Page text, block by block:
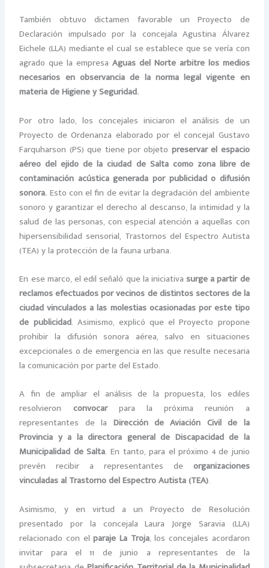
También obtuvo dictamen favorable un Proyecto de
Declaración impulsado por la concejala Agustina Álvarez
Eichele (LLA) mediante el cual se establece que se vería con
agrado que la empresaAguas del Norte arbitre los medios
necesarios en observancia de la norma legal vigente en
materia de Higiene y Seguridad.
Por otro lado, los concejales iniciaron el análisis de un
Proyecto de Ordenanza elaborado por el concejal Gustavo
Farquharson (PS) que tiene por objeto preservar el espacio
aéreo del ejido de la ciudad de Salta como zona libre de
contaminación acústica generada por publicidad o difusión
sonora. Esto con el fin de evitar la degradación del ambiente
sonoro y garantizar el derecho al descanso, la intimidad y la
salud de las personas, con especial atención a aquellas con
hipersensibilidad sensorial, Trastornos del Espectro Autista
(TEA) y la protección de la fauna urbana.
En ese marco, el edil señaló que la iniciativasurge a partir de
reclamos efectuados por vecinos de distintos sectores de la
ciudad vinculados a las molestias ocasionadas por este tipo
de publicidad. Asimismo, explicó que el Proyecto propone
prohibir la difusión sonora aérea, salvo en situaciones
excepcionales o de emergencia en las que resulte necesaria
la comunicación por parte del Estado.
A fin de ampliar el análisis de la propuesta, los ediles
resolvieron convocar para la próxima reunión a
representantes de la Dirección de Aviación Civil de la
Provincia y a la directora general de Discapacidad de la
Municipalidad de Salta. En tanto, para el próximo 4 de junio
prevén recibir a representantes de organizaciones
vinculadas al Trastorno del Espectro Autista (TEA).
Asimismo, y en virtud a un Proyecto de Resolución
presentado por la concejala Laura Jorge Saravia (LLA)
relacionado con elparaje La Troja, los concejales acordaron
invitar para el 11 de junio a representantes de la